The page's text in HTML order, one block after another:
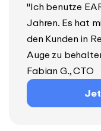
"Ich benutze
Jahren. Es hat
den Kunden in
Auge zu
Fabian G., CTO